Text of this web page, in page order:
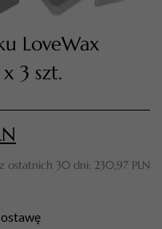
(
LoveWax
3 szt.
ostatnich 30 dni: 230,97 PLN